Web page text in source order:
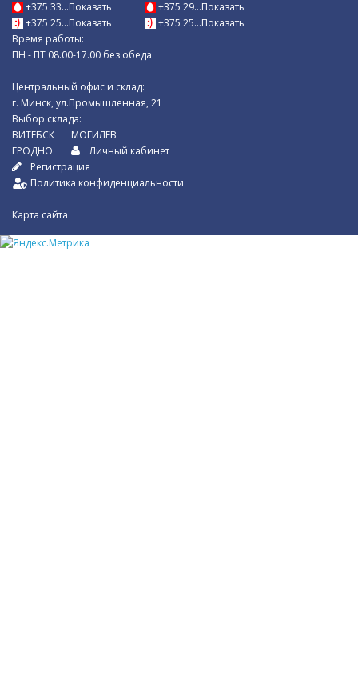
+375 33...Показать
+375 25...Показать
+375 29...Показать
+375 25...Показать
Время работы:
ПН - ПТ 08.00-17.00 без обеда
Центральный офис и склад:
г. Минск, ул.Промышленная, 21
Выбор склада:
ВИТЕБСК
ГРОДНО
МОГИЛЕВ
Личный кабинет
Регистрация
Политика конфиденциальности
Карта сайта